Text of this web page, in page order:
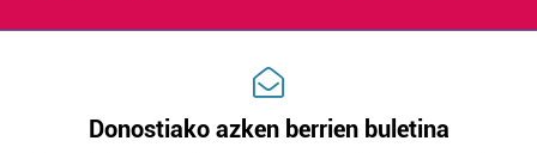
erabiltzen dituen hauta dezakezu.
Bazkide batzuek ez dizute baimenik eskatzen, eta beren
interes komertzial legitimoetan babesten dira. Ikusi gure
Donostiako azken berrien buletina